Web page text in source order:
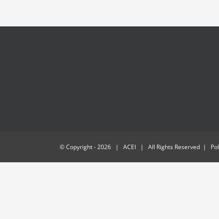
© Copyright -2026 | ACEI | All Rights Reserved |